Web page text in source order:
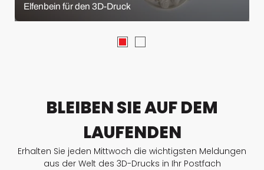
Elfenbein für den 3D-Druck
BLEIBEN SIE AUF DEM
LAUFENDEN
Erhalten Sie jeden Mittwoch die wichtigsten Meldungen
aus der Welt des 3D-Drucks in Ihr Postfach